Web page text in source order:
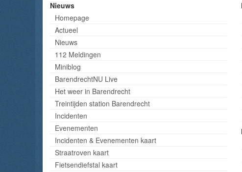
Nieuws
Homepage
Actueel
Nieuws
112 Meldingen
Miniblog
BarendrechtNU Live
Het weer in Barendrecht
Treintijden station Barendrecht
Incidenten
Evenementen
Incidenten & Evenementen kaart
Straatroven kaart
Fietsendiefstal kaart